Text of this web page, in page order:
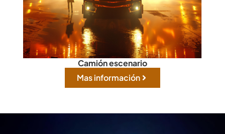
Camión escenario
Mas información